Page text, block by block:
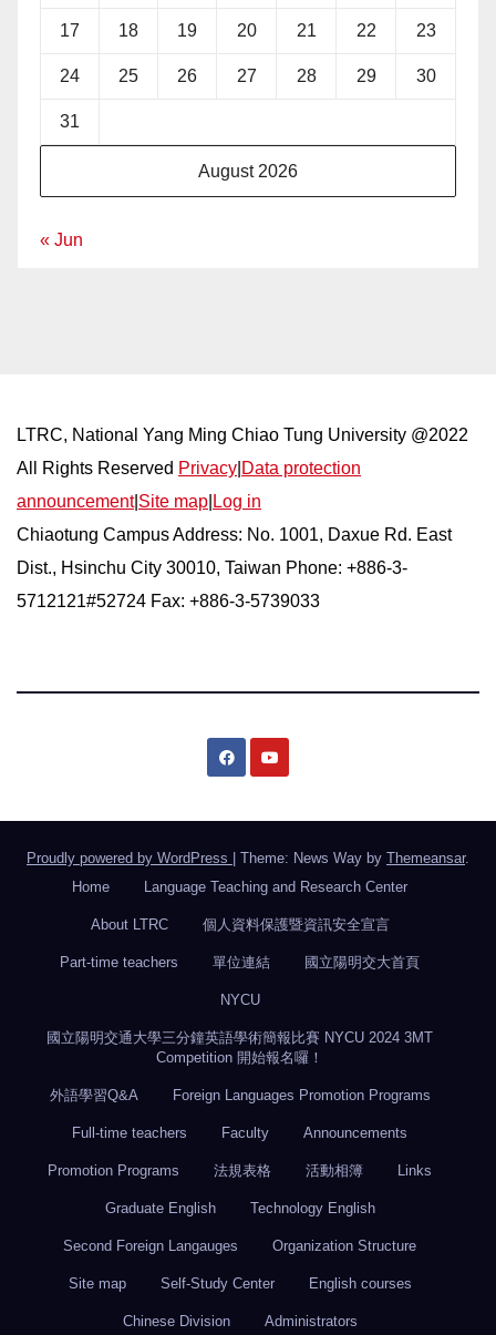
August 2026
17 18 19 20 21 22 23
24 25 26 27 28 29 30
31
« Jun
LTRC, National Yang Ming Chiao Tung University @2022
All Rights Reserved Privacy Data protection
announcement| Site map Log in
Chiaotung Campus Address: No. 1001, Daxue Rd. East
Dist., Hsinchu City 30010, Taiwan Phone: +886-3-
5712121#52724 Fax: +886-3-5739033
Proudly powered by WordPress Theme: News Way by Themeansar.
Home
Language Teaching and Research Center
About LTRC 個人資料保護暨資訊安全宣言
Part-time teachers 單位連結 國立陽明交大首頁
NYCU
國立陽明交通大學三分鐘英語學術簡報比賽 NYCU 2024 3MT
Competition 開始報名囉！
外語學習Q&A Foreign Languages Promotion Programs
Full-time teachers Faculty Announcements
Promotion Programs 法規表格 活動相簿 Links
Graduate English Technology English
Second Foreign Langauges Organization Structure
Site map Self-Study Center English courses
Chinese Division Administrators